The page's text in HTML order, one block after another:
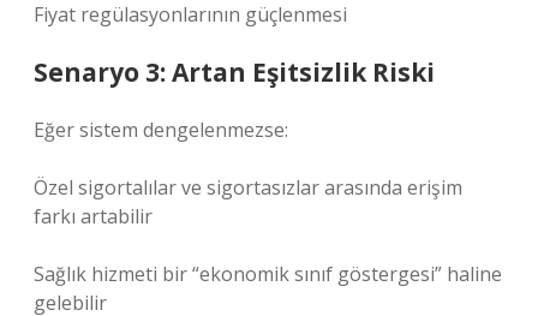
Fiyat regülasyonlarının güçlenmesi
Senaryo 3: Artan Eşitsizlik Riski
Eğer sistem dengelenmezse:
Özel sigortalılar ve sigortasızlar arasında erişim
farkı artabilir
Sağlık hizmeti bir “ekonomik sınıf göstergesi” haline
gelebilir